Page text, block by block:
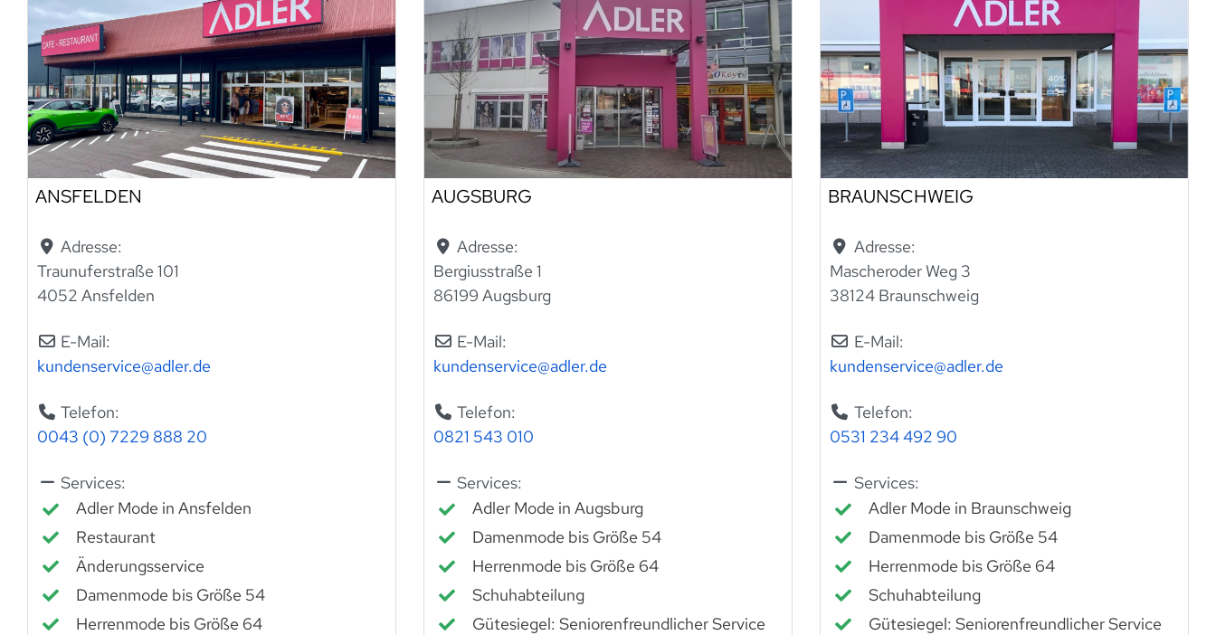
ANSFELDEN
Adresse:
Traunuferstraße 101
4052 Ansfelden
E-Mail:
kundenservice@adler.de
Telefon:
0043 (0) 7229 888 20
Services:
Adler Mode in Ansfelden
Restaurant
Änderungsservice
Damenmode bis Größe 54
Herrenmode bis Größe 64
AUGSBURG
Adresse:
Bergiusstraße 1
86199 Augsburg
E-Mail:
kundenservice@adler.de
Telefon:
0821 543 010
Services:
Adler Mode in Augsburg
Damenmode bis Größe 54
Herrenmode bis Größe 64
Schuhabteilung
Gütesiegel: Seniorenfreundlicher Service
BRAUNSCHWEIG
Adresse:
Mascheroder Weg 3
38124 Braunschweig
E-Mail:
kundenservice@adler.de
Telefon:
0531 234 492 90
Services:
Adler Mode in Braunschweig
Damenmode bis Größe 54
Herrenmode bis Größe 64
Schuhabteilung
Gütesiegel: Seniorenfreundlicher Service